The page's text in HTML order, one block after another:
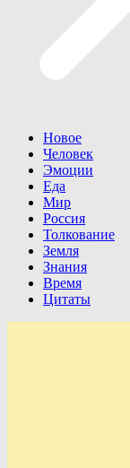
Новое
Человек
Эмоции
Еда
Мир
Россия
Толкование
Земля
Знания
Время
Цитаты